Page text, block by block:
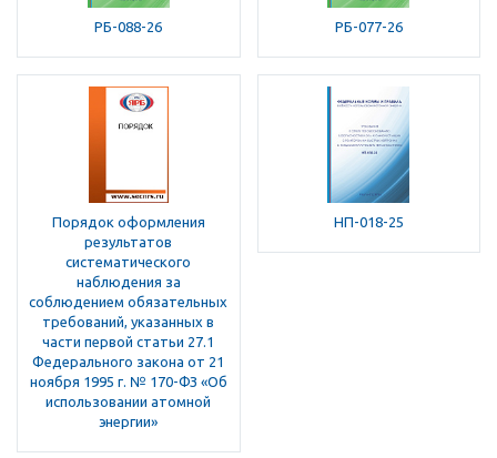
РБ-088-26 РБ-077-26
Порядок оформления
результатов
систематического
наблюдения за
соблюдением обязательных
требований, указанных в
части первой статьи 27.1
Федерального закона от 21
ноября 1995 г. № 170-ФЗ «Об
использовании атомной
энергии»
НП-018-25